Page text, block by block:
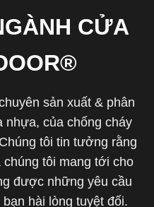
CỬA
sản xuất & phân
nhựa, của chống cháy
tôi tin tưởng rằng
tôi mang tới cho
được những yêu cầu
hài lòng tuyệt đối.